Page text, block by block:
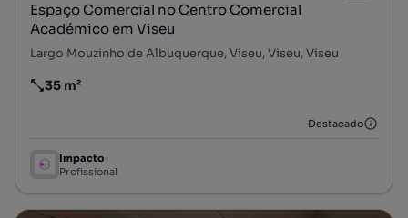
Espaço Comercial no Centro Comercial
Académico em Viseu
Largo Mouzinho de Albuquerque, Viseu, Viseu, Viseu
Preço por metro quadrado
35 m²
Destacado
Impacto
Profissional